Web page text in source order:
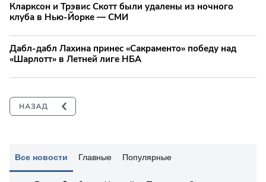
Все новости Главные Популярные
Кларксон и Трэвис Скотт были удалены из ночного
клуба в Нью-Йорке — СМИ
Дабл-дабл Лахина принес «Сакраменто» победу над
«Шарлотт» в Летней лиге НБА